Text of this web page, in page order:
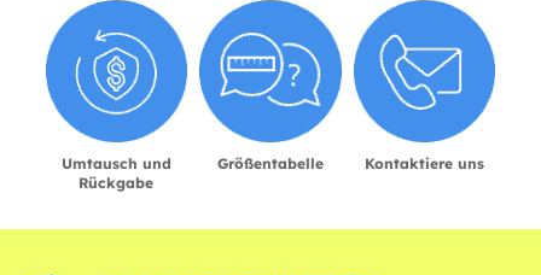
Umtausch und
Rückgabe
Größentabelle Kontaktiere uns